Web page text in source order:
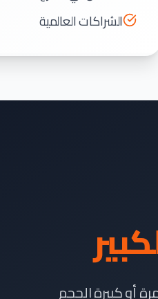
الشراكات العالمية
أو كبيرة الحجم